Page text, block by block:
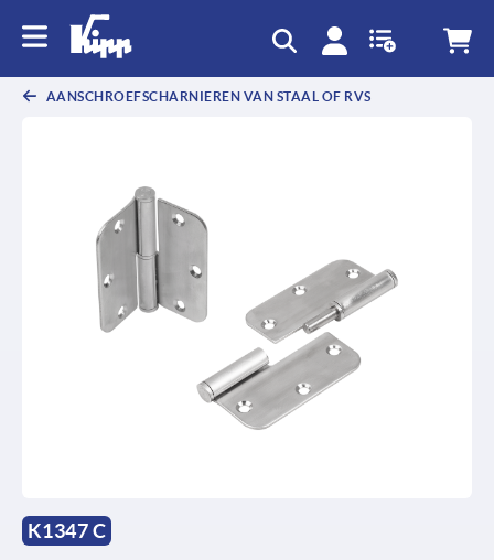
AANSCHROEFSCHARNIEREN VAN STAAL OF RVS
K1347 C